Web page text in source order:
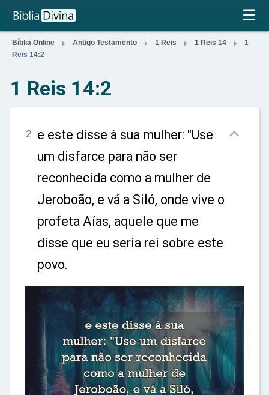
×
☰
Bíblia Online  Antigo Testamento  1 Reis  1 Reis 14 
1
Reis 14:2
1 Reis 14:2
2 e este disse à sua mulher: "Use
um disfarce para não ser
reconhecida como a mulher de
Jeroboão, e vá a Siló, onde vive o
profeta Aías, aquele que me
disse que eu seria rei sobre este
povo.
